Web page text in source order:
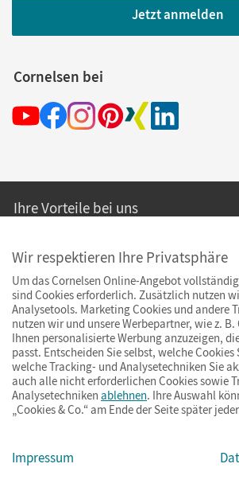
Jetzt anmelden
Cornelsen bei
Ihre Vorteile bei uns
Zahlung und Versand
Wir respektieren Ihre Privatsphäre
Um das Cornelsen Online-Angebot
sind Cookies erforderlich. Zusätzlich nutzen
Analysetools. Marketing Cookies und andere
nutzen wir und unsere Werbepartner, wie z.
Ihnen personalisierte Werbung anzuzeigen,
passt. Entscheiden Sie selbst, welche Cookies
welche Tracking- und Analysetechniken Sie
auch alle nicht erforderlichen Cookies sowie
Analysetechniken ablehnen. Ihre Auswahl
„Cookies & Co.“ am Ende der Seite später
Impressum